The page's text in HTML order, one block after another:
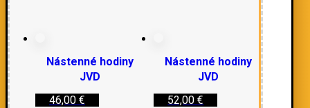
Nástenné hodiny
JVD
46,00 €
Nástenné hodiny
JVD
52,00€